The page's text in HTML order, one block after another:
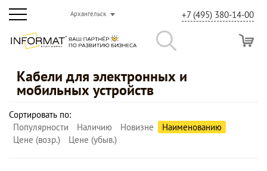
Архангельск +7 (495) 380-14-00
Кабели для электронных и
мобильных устройств
Сортировать по:
Популярности
Наличию Новизне
Наименованию
Цене (возр.)
Цене (убыв.)